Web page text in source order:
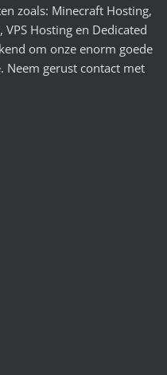
zoals: Minecraft Hosting,
Hosting en Dedicated
om onze enorm goede
Neem gerust contact met